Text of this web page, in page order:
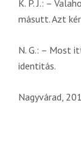
K. P. J.: –
másutt. Azt
N. G.: – Most
identitás.
Nagyvárad,